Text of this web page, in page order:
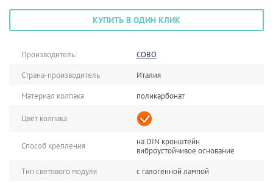
КУПИТЬ В ОДИН КЛИК
Производитель:
COBO
Страна-производитель
Италия
Материал колпака
поликарбонат
Цвет колпака
Способ крепления
на DIN кронштейн
виброустойчивое основание
Тип светового модуля
с галогенной лампой